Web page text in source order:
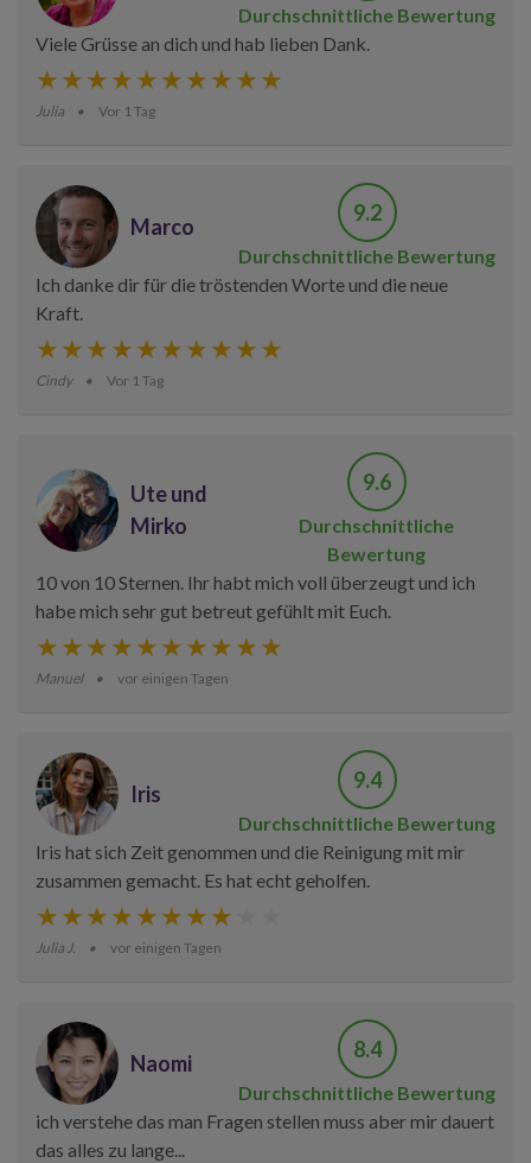
Durchschnittliche Bewertung
Viele Grüsse an dich und hab lieben Dank.
Julia Vor 1 Tag
Marco
9.2
Durchschnittliche Bewertung
Ich danke dir für die tröstenden Worte und die neue
Kraft.
Cindy Vor 1 Tag
Ute und
Mirko
9.6
Durchschnittliche
Bewertung
10 von 10 Sternen. Ihr habt mich voll überzeugt und ich
habe mich sehr gut betreut gefühlt mit Euch.
Manuel vor einigen Tagen
Iris
9.4
Durchschnittliche Bewertung
Iris hat sich Zeit genommen und die Reinigung mit mir
zusammen gemacht. Es hat echt geholfen.
Julia J. vor einigen Tagen
Naomi
8.4
Durchschnittliche Bewertung
ich verstehe das man Fragen stellen muss aber mir dauert
das alles zu lange...